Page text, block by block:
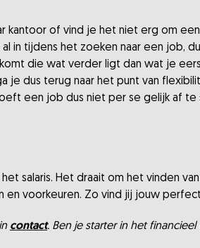
kantoor of vind je het niet erg om
in tijdens het zoeken naar een job,
die wat verder ligt dan wat je
je dus terug naar het punt van
een job dus niet per se gelijk af te
salaris. Het draait om het vinden
en voorkeuren. Zo vind jij jouw
contact. Ben je starter in het